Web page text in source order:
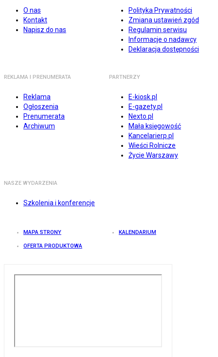
O nas
Kontakt
Napisz do nas
Polityka Prywatności
Zmiana ustawień zgód
Regulamin serwisu
Informacje o nadawcy
Deklaracja dostępności
REKLAMA I PRENUMERATA
Reklama
Ogłoszenia
Prenumerata
Archiwum
PARTNERZY
E-kiosk.pl
E-gazety.pl
Nexto.pl
Mała księgowość
Kancelarierp.pl
Wieści Rolnicze
Życie Warszawy
NASZE WYDARZENIA
Szkolenia i konferencje
MAPA STRONY KALENDARIUM
OFERTA PRODUKTOWA